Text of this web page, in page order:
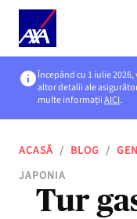
Începând cu 1 iulie
altor detalii ale
multe informațiiAICI.
ACASĂ / BLOG /
JAPONIA
Tur